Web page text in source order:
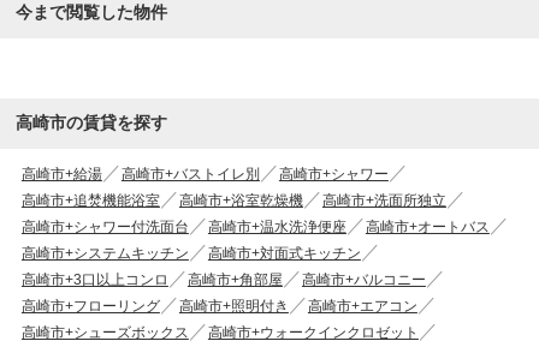
今まで閲覧した物件
高崎市の賃貸を探す
高崎市+給湯 高崎市+バストイレ別
高崎市+シャワー
高崎市+追焚機能浴室
高崎市+浴室乾燥機
高崎市+洗面所独立
高崎市+シャワー付洗面台
高崎市+温水洗浄便座
高崎市+オートバス
高崎市+システムキッチン
高崎市+対面式キッチン
高崎市+3口以上コンロ
高崎市+角部屋
高崎市+バルコニー
高崎市+フローリング
高崎市+照明付き
高崎市+エアコン
高崎市+シューズボックス
高崎市+ウォークインクロゼット